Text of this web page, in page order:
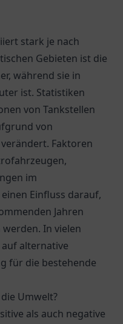
stark je nach
Gebieten ist die
während sie in
ist. Statistiken
von Tankstellen
von
Faktoren
im
Einfluss darauf,
Jahren
In vielen
alternative
für die bestehende
Umwelt?
als auch negative